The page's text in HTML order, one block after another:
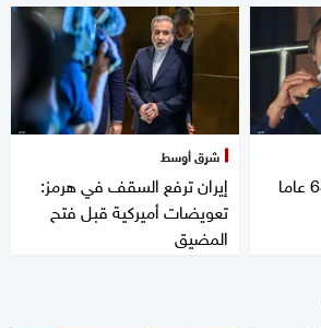
وفاة والد ميسي عن 68 عاما
شرق أوسط
إيران ترفع السقف في هرمز:
تعويضات أميركية قبل فتح
المضيق